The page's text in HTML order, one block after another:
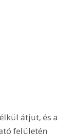
átjut, és a
felületén